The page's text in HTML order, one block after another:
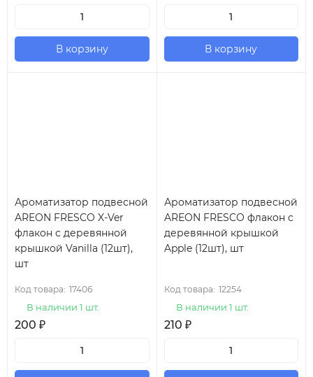
В корзину В корзину
Ароматизатор подвесной
AREON FRESCO X-Ver
флакон с деревянной
крышкой Vanilla (12шт),
шт
Код товара: 17406
В наличии 1 шт.
200 ₽
Ароматизатор подвесной
AREON FRESCO флакон с
деревянной крышкой
Apple (12шт), шт
Код товара: 12254
В наличии 1 шт.
210 ₽